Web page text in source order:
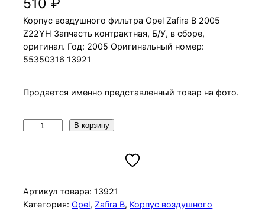
Корпус воздушного фильтра Opel Zafira B 2005
Z22YH Запчасть контрактная, Б/У, в сборе,
оригинал. Год: 2005 Оригинальный номер:
55350316 13921
Продается именно представленный товар на фото.
ч
е
В корзину
Артикул товара: 13921
Категория:Opel, Zafira B, Корпус воздушного